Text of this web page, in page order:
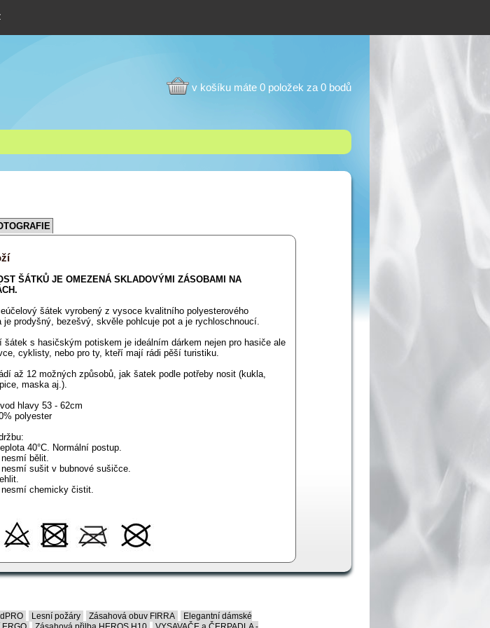
v košíku máte 0 položek za 0 bodů
ŠÁTKŮ JE OMEZENÁ SKLADOVÝMI ZÁSOBAMI NA
šátek vyrobený z vysoce kvalitního polyesterového
je prodyšný, bezešvý, skvěle pohlcuje pot a je rychloschnoucí.
šátek s hasičským potiskem je ideálním dárkem nejen pro hasiče ale
cyklisty, nebo pro ty, kteří mají rádi pěší turistiku.
až 12 možných způsobů, jak šatek podle potřeby nosit (kukla,
maska aj.).
hlavy 53 - 62cm
polyester
40°C. Normální postup.
bělit.
sušit v bubnové sušičce.
chemicky čistit.
Lesní požáry Zásahová obuv FIRRA
Elegantní dámské